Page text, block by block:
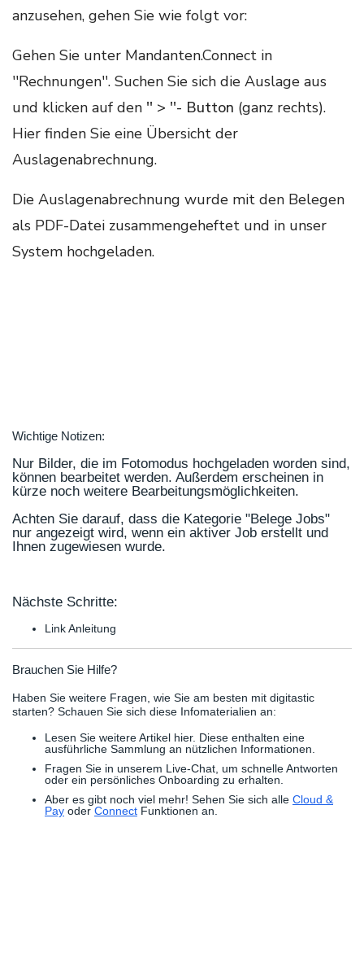
anzusehen, gehen Sie wie folgt vor:
Gehen Sie unter Mandanten.Connect in
''Rechnungen''. Suchen Sie sich die Auslage aus
und klicken auf den '' > ''- Button (ganz rechts).
Hier finden Sie eine Übersicht der
Auslagenabrechnung.
Die Auslagenabrechnung wurde mit den Belegen
als PDF-Datei zusammengeheftet und in unser
System hochgeladen.
Wichtige Notizen:
Nur Bilder, die im Fotomodus hochgeladen worden sind,
können bearbeitet werden. Außerdem erscheinen in
kürze noch weitere Bearbeitungsmöglichkeiten.
Achten Sie darauf, dass die Kategorie "Belege Jobs"
nur angezeigt wird, wenn ein aktiver Job erstellt und
Ihnen zugewiesen wurde.
Nächste Schritte:
Link Anleitung
Brauchen Sie Hilfe?
Haben Sie weitere Fragen, wie Sie am besten mit digitastic
starten? Schauen Sie sich diese Infomaterialien an:
Lesen Sie weitere Artikel hier. Diese enthalten eine
ausführliche Sammlung an nützlichen Informationen.
Fragen Sie in unserem Live-Chat, um schnelle Antworten
oder ein persönliches Onboarding zu erhalten.
Aber es gibt noch viel mehr! Sehen Sie sich alle Cloud &
Pay oder Connect Funktionen an.